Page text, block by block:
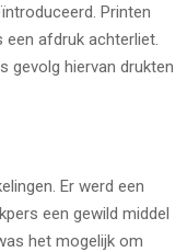
Printen
afdruk achterliet.
gevolg hiervan drukten
Er werd een
een gewild middel
het mogelijk om